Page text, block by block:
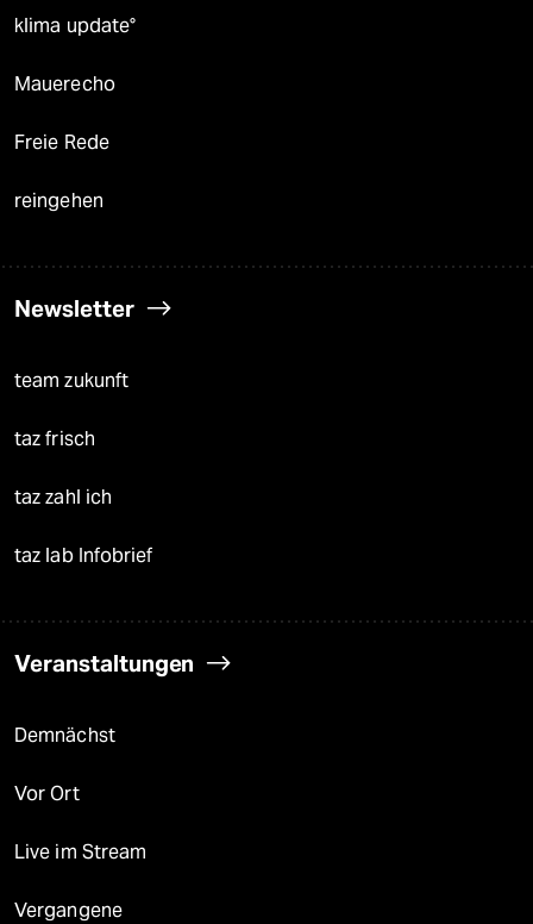
klima update°
Mauerecho
Freie Rede
reingehen
Newsletter
team zukunft
taz frisch
taz zahl ich
taz lab Infobrief
Veranstaltungen
Demnächst
Vor Ort
Live im Stream
Vergangene